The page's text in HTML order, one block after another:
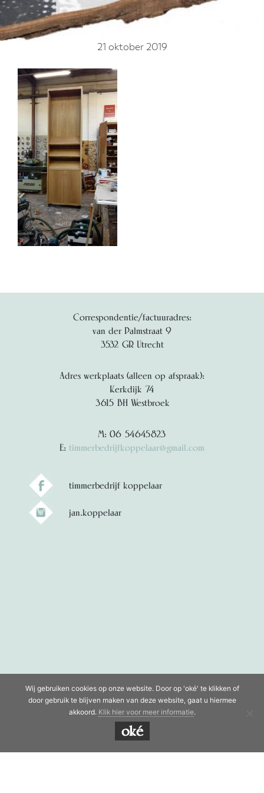
21 oktober 2019
Correspondentie/factuuradres:
van der Palmstraat 9
3532 GR Utrecht
Adres werkplaats (alleen op afspraak):
Kerkdijk 74
3615 BH Westbroek
M: 06 54645823
E: timmerbedrijfkoppelaar@gmail.com
timmerbedrijf koppelaar
jan.koppelaar
Wij gebruiken cookies op onze website. Door op 'oké' te klikken of
door gebruik te blijven maken van deze website, gaat u hiermee
akkoord. Klik hier voor meer informatie.
oké